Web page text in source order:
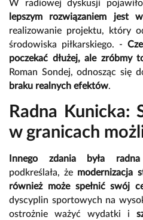
W radiowej dyskusji
lepszym rozwiązaniem jest
realizowanie projektu, który
środowiska piłkarskiego. -
poczekać dłużej, ale zróbmy
Roman Sondej, odnosząc się
braku realnych efektów.
Radna Kunicka:
w granicach
Innego zdania była
podkreślała, że modernizacja
również może spełnić swój
dyscyplin sportowych na
ostrożnie ważyć wydatki i